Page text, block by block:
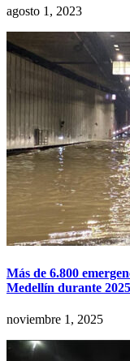
agosto 1, 2023
Más de 6.800
Medellín durante 2025
noviembre 1, 2025